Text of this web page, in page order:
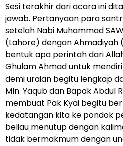
Sesi terakhir dari acara ini
jawab. Pertanyaan para
setelah Nabi Muhammad
(Lahore) dengan Ahmadiyah
bentuk apa perintah dari
Ghulam Ahmad untuk
demi uraian begitu lengkap
Mln. Yaqub dan Bapak Abdul
membuat Pak Kyai begitu
kedatangan kita ke pondok
beliau menutup dengan
tidak bermakmum dengan